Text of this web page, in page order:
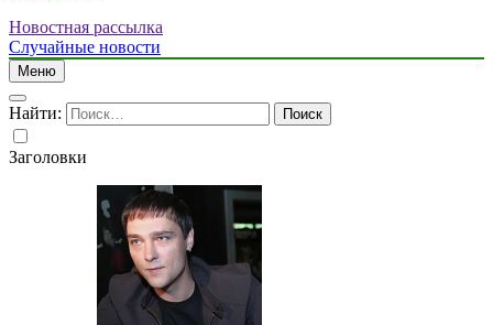
Новостная рассылка
Случайные новости
Меню
Найти:
Заголовки